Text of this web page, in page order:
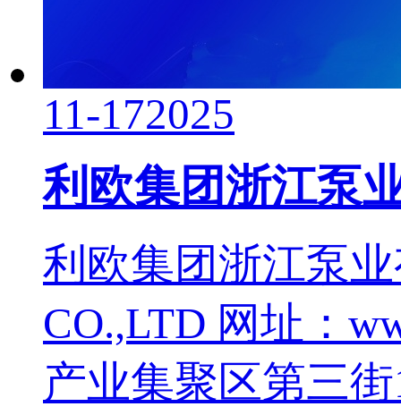
11-172025
利欧集团浙江泵
利欧集团浙江泵业
CO.,LTD 网址：
产业集聚区第三